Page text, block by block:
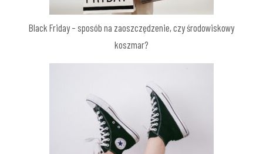
Black Friday – sposób na zaoszczędzenie, czy środowiskowy
koszmar?